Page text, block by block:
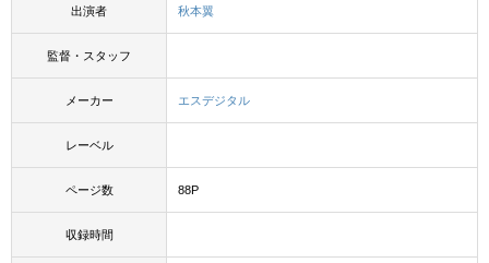
出演者 秋本翼
監督・スタッフ
メーカー エスデジタル
レーベル
ページ数 88P
収録時間